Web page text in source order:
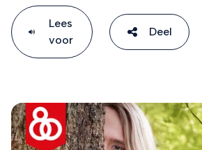
Lees
voor
Deel